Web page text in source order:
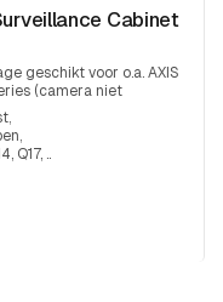
Cabinet
geschikt voor o.a. AXIS
(camera niet
een dikke deur
Q17, ..